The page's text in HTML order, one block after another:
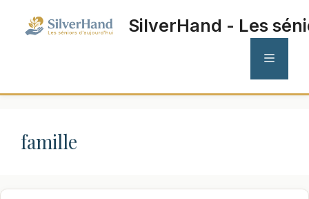
SilverHand - Les
MENU
famille